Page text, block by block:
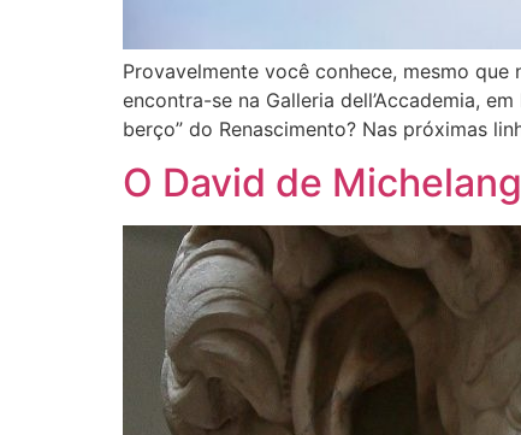
Provavelmente você conhece, mesmo
encontra-se na Galleria dell’Accademia,
berço” do Renascimento? Nas próximas
O David de